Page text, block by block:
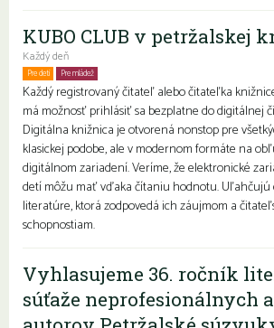
KUBO CLUB v petržalskej
Každý deň
Pre deti Pre mládež
Každý registrovaný čitateľ alebo čitateľka
má možnosť prihlásiť sa bezplatne do digitálnej
Digitálna knižnica je otvorená nonstop pre
klasickej podobe, ale v modernom formáte na
digitálnom zariadení. Veríme, že elektronické
detí môžu mať vďaka čítaniu hodnotu.
literatúre, ktorá zodpovedá ich záujmom a
schopnostiam.
Vyhlasujeme 36. ročník
súťaže neprofesionálnych